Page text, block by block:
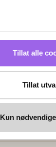
Tillat alle
Tillat
Kun
Vi leverer